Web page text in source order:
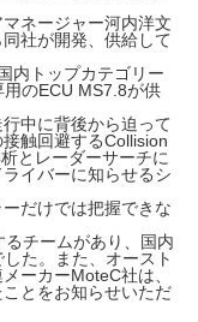
ネージャー河内洋文
社が開発、供給して
内トップカテゴリー
のECU MS7.8が供
中に背後から迫って
触回避するCollision
とレーダーサーチに
イバーに知らせるシ
だけでは把握できな
チームがあり、国内
た。また、オースト
ーカーMoteC社は、
とをお知らせいただ